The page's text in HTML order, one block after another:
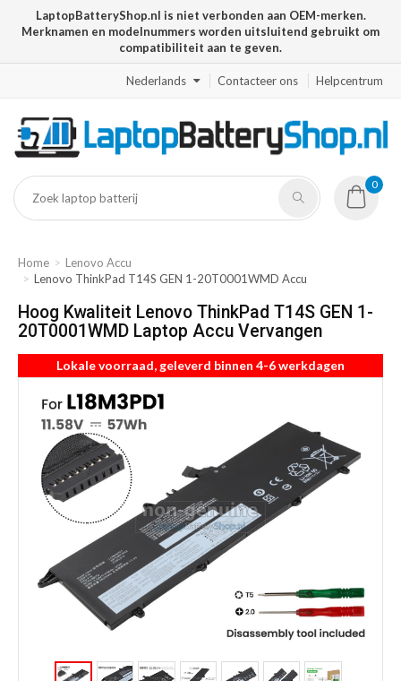
LaptopBatteryShop.nl is niet verbonden aan OEM-merken.
Merknamen en modelnummers worden uitsluitend gebruikt om
compatibiliteit aan te geven.
Nederlands Contacteer ons Helpcentrum
0
Home
Lenovo Accu
Lenovo ThinkPad T14S GEN 1-20T0001WMD Accu
Hoog Kwaliteit Lenovo ThinkPad T14S GEN 1-
20T0001WMD Laptop Accu Vervangen
Lokale voorraad, geleverd binnen 4-6 werkdagen